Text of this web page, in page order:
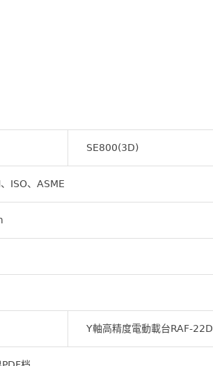
SE800(3D)
ISO、ASME
Y軸高精度電動載台RAF-22D